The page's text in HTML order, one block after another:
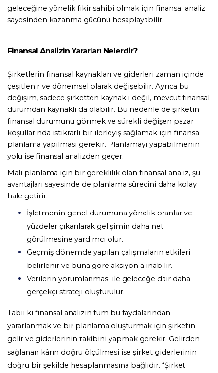
geleceğine yönelik fikir sahibi olmak için finansal analiz
sayesinden kazanma gücünü hesaplayabilir.
Finansal Analizin Yararları Nelerdir?
Şirketlerin finansal kaynakları ve giderleri zaman içinde
çeşitlenir ve dönemsel olarak değişebilir. Ayrıca bu
değişim, sadece şirketten kaynaklı değil, mevcut finansal
durumdan kaynaklı da olabilir. Bu nedenle de şirketin
finansal durumunu görmek ve sürekli değişen pazar
koşullarında istikrarlı bir ilerleyiş sağlamak için finansal
planlama yapılması gerekir. Planlamayı yapabilmenin
yolu ise finansal analizden geçer.
Mali planlama için bir gereklilik olan finansal analiz, şu
avantajları sayesinde de planlama sürecini daha kolay
hale getirir:
İşletmenin genel durumuna yönelik oranlar ve
yüzdeler çıkarılarak gelişimin daha net
görülmesine yardımcı olur.
Geçmiş dönemde yapılan çalışmaların etkileri
belirlenir ve buna göre aksiyon alınabilir.
Verilerin yorumlanması ile geleceğe dair daha
gerçekçi strateji oluşturulur.
Tabii ki finansal analizin tüm bu faydalarından
yararlanmak ve bir planlama oluşturmak için şirketin
gelir ve giderlerinin takibini yapmak gerekir. Gelirden
sağlanan kârın doğru ölçülmesi ise şirket giderlerinin
doğru bir şekilde hesaplanmasına bağlıdır. “Şirket